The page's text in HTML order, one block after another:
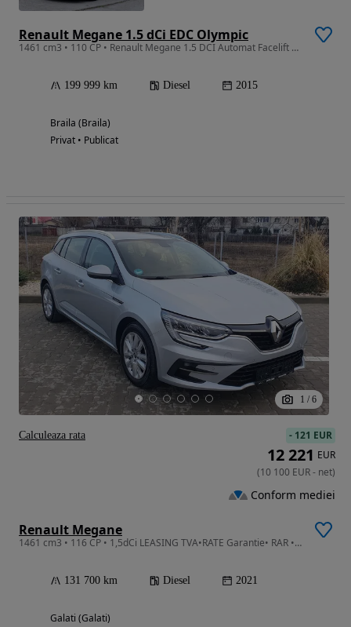
Renault Megane 1.5 dCi EDC Olympic
1461 cm3 • 110 CP • Renault Megane 1.5 DCI Automat Facelift 2015
199 999 km Diesel 2015
Braila (Braila)
Privat • Publicat
1 / 6
Renault Megane
1461 cm3 • 116 CP • 1,5dCi LEASING TVA•RATE Garantie• RAR •LED Scaune incalzite • Germania
131 700 km Diesel 2021
Galati (Galati)
- 121 EUR
12 221 EUR
(10 100 EUR- net)
Conform mediei
Calculeaza rata